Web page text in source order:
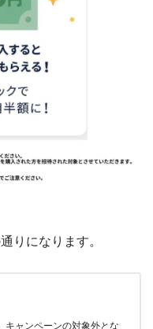
りになります。
キャンペーンの対象外とな